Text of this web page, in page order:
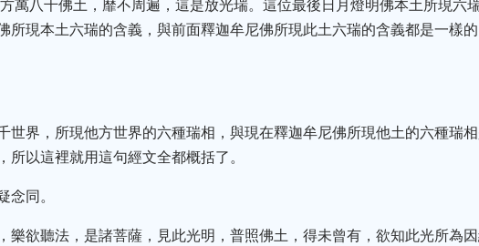
萬八千佛土，靡不周遍，這是放光瑞。這位最後日月燈明佛本土所現六
所現本土六瑞的含義，與前面釋迦牟尼佛所現此土六瑞的含義都是一樣
世界，所現他方世界的六種瑞相，與現在釋迦牟尼佛所現他土的六種瑞
以這裡就用這句經文全都概括了。
念同。
樂欲聽法，是諸菩薩，見此光明，普照佛土，得未曾有，欲知此光所為因